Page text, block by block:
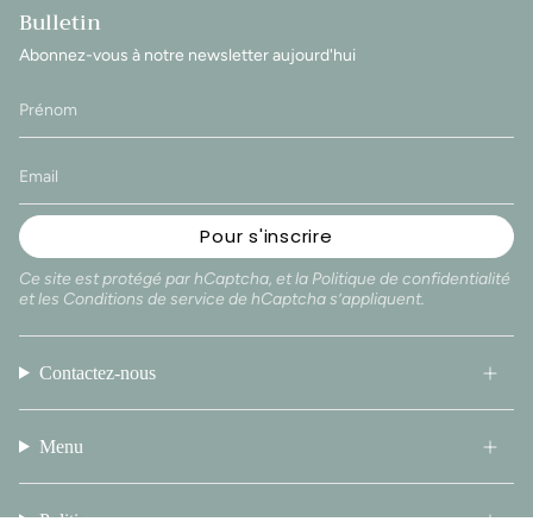
Bulletin
Abonnez-vous à notre newsletter aujourd'hui
Pour s'inscrire
Ce site est protégé par hCaptcha, et la Politique de confidentialité
et les Conditions de service de hCaptcha s’appliquent.
Contactez-nous
Menu
Politique